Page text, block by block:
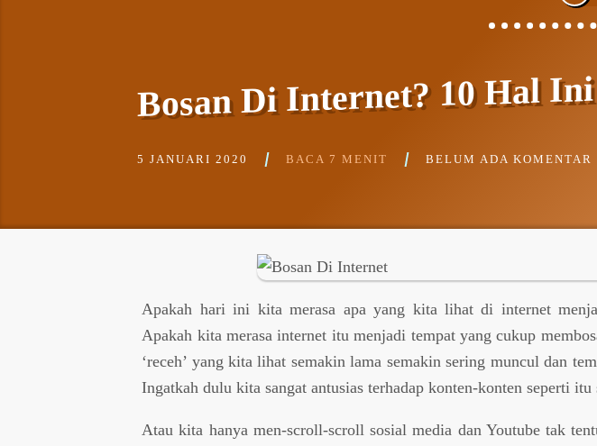
Bosan Di Internet? 10 Hal
5 JANUARI 2020 BACA 7 MENIT BELUM ADA KOMENTAR
Apakah hari ini kita merasa apa yang kita lihat di internet
Apakah kita merasa internet itu menjadi tempat yang cukup
‘receh’ yang kita lihat semakin lama semakin sering muncul dan
Ingatkah dulu kita sangat antusias terhadap konten-konten seperti
Atau kita hanya men-scroll-scroll sosial media dan Youtube tak